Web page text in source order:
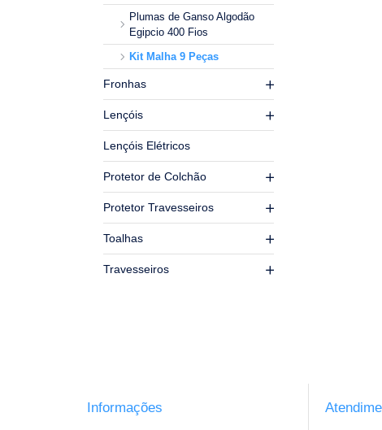
Plumas de Ganso Algodão
Egipcio 400 Fios
Kit Malha 9 Peças
Fronhas
Lençóis
Lençóis Elétricos
Protetor de Colchão
Protetor Travesseiros
Toalhas
Travesseiros
Informações